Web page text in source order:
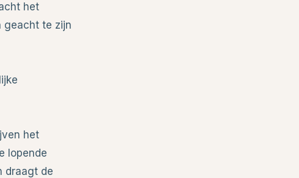
het
geacht te zijn
het
lopende
draagt de